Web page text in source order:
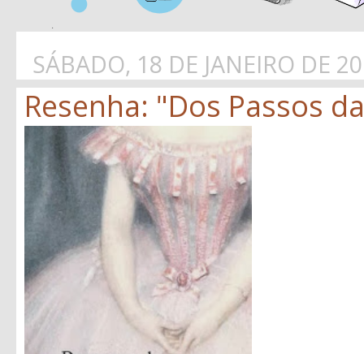
SÁBADO, 18 DE JANEIRO DE
Resenha: "Dos Passos